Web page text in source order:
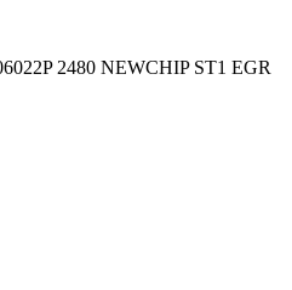
2480 NEWCHIP ST1 EGR